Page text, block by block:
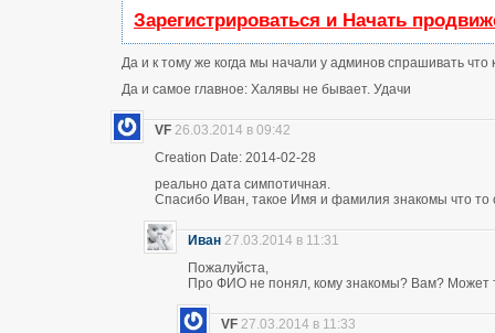
Зарегистрироваться и Начать
Да и к тому же когда мы начали у админов спрашивать что
Да и самое главное: Халявы не бывает. Удачи
VF 26.03.2014 в 09:42
Creation Date: 2014-02-28
реально дата симпотичная.
Спасибо Иван, такое Имя и фамилия знакомы что то
Иван 27.03.2014 в 11:31
Пожалуйста,
Про ФИО не понял, кому знакомы? Вам? Может
VF 27.03.2014 в 11:33